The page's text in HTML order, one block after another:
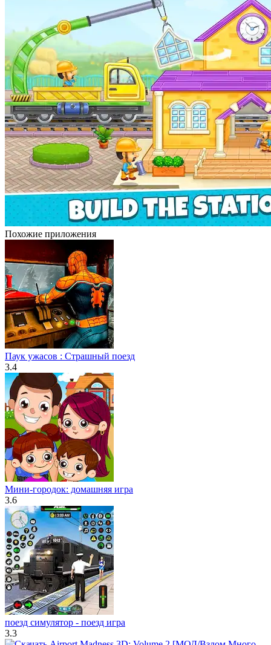
Похожие приложения
Паук ужасов : Страшный поезд
3.4
Мини-городок: домашняя игра
3.6
поезд симулятор - поезд игра
3.3